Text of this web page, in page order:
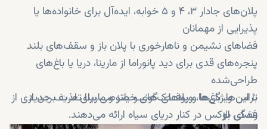
پلان‌های جادار ۳، ۴ و ۵ خوابه، ایده‌آل برای خانواده‌ها یا
پذیرایی از مهمانان
فضاهای نشیمن و ناهارخوری با پلان باز و سقف‌های بلند
پنجره‌های قدی برای دید پانوراما از مارینا، دریا یا باغ‌های
طراحی‌شده
تراس‌ها، باغ‌ها و روف‌دک‌های خصوصی برای لذت بردن از
فضای باز
با این ویژگی‌ها، ویلاهای گونیـو یاتز و مارینا تعریف جدیدی از
زندگی لوکس در کنار دریای سیاه ارائه می‌دهند.